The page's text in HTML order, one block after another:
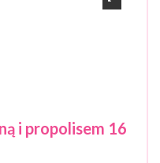
i propolisem 16